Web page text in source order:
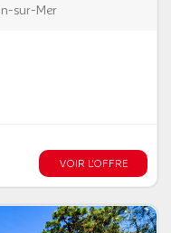
sur-Mer
VOIR L'OFFRE